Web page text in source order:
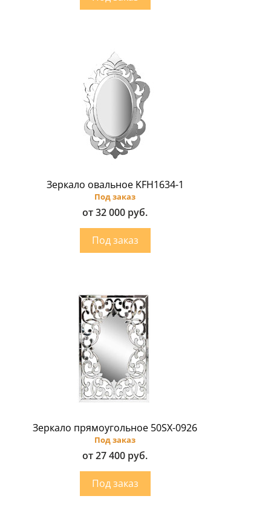
Зеркало овальное KFH1634-1
Под заказ
от 32 000 руб.
Зеркало прямоугольное 50SX-0926
Под заказ
от 27 400 руб.